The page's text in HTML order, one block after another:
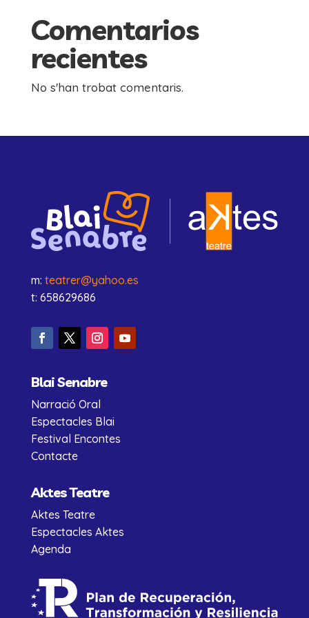
Comentarios
recientes
No s'han trobat comentaris.
m: teatrer@yahoo.es
t: 658629686
Blai Senabre
Narració Oral
Espectacles Blai
Festival Encontes
Contacte
Aktes Teatre
Aktes Teatre
Espectacles Aktes
Agenda